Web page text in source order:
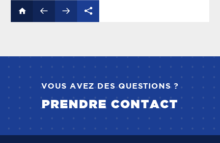
VOUS AVEZ DES QUESTIONS ?
PRENDRE CONTACT